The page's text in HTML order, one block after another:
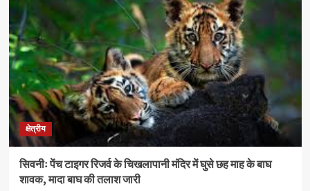
क्षेत्रीय
सिवनीः पेंच टाइगर रिजर्व के चिखलापानी मंदिर में घुसे छह माह के बाघ
शावक, मादा बाघ की तलाश जारी